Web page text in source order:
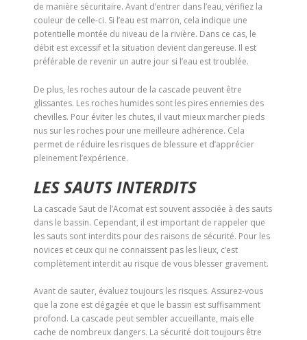
de manière sécuritaire. Avant d’entrer dans l’eau, vérifiez la
couleur de celle-ci. Si l’eau est marron, cela indique une
potentielle montée du niveau de la rivière. Dans ce cas, le
débit est excessif et la situation devient dangereuse. Il est
préférable de revenir un autre jour si l’eau est troublée.
De plus, les roches autour de la cascade peuvent être
glissantes. Les roches humides sont les pires ennemies des
chevilles. Pour éviter les chutes, il vaut mieux marcher pieds
nus sur les roches pour une meilleure adhérence. Cela
permet de réduire les risques de blessure et d’apprécier
pleinement l’expérience.
LES SAUTS INTERDITS
La cascade Saut de l’Acomat est souvent associée à des sauts
dans le bassin. Cependant, il est important de rappeler que
les sauts sont interdits pour des raisons de sécurité. Pour les
novices et ceux qui ne connaissent pas les lieux, c’est
complètement interdit au risque de vous blesser gravement.
Avant de sauter, évaluez toujours les risques. Assurez-vous
que la zone est dégagée et que le bassin est suffisamment
profond. La cascade peut sembler accueillante, mais elle
cache de nombreux dangers. La sécurité doit toujours être